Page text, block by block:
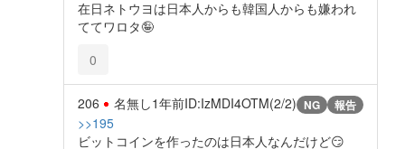
在日ネトウヨは日本人からも韓国人からも嫌われ
ててワロタ🤪
0
206 名無し1年前ID:IzMDI4OTM(2/2) NG 報告
>>195
ビットコインを作ったのは日本人なんだけど😏